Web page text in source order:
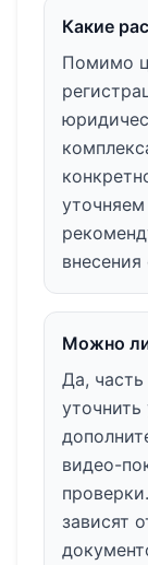
Какие
Помимо
Можно ли
Да,
уточнить
видео-
зависят